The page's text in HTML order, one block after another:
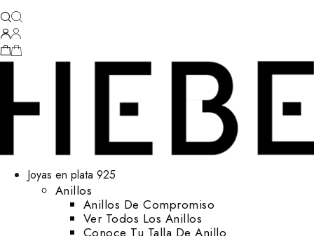
Joyas en plata 925
Anillos
Anillos De Compromiso
Ver Todos Los Anillos
Conoce Tu Talla De Anillo